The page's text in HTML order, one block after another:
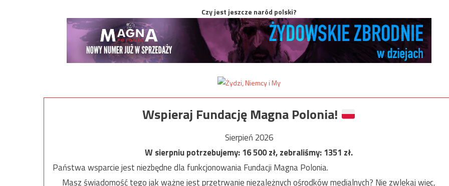
Czy jest jeszcze naród polski?
Wspieraj Fundację Magna Polonia!
Sierpień 2026
W sierpniu potrzebujemy:16 500zł, zebraliśmy:1351 zł.
Państwa wsparcie jest niezbędne dla funkcjonowania Fundacji Magna Polonia.
Masz świadomość tego jak ważne jest przetrwanie niezależnych ośrodków medialnych? Nie zwlekaj więc,